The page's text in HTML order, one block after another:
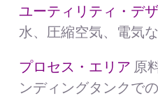
ユーティリティ・デ
水、圧縮空気、電気
プロセス・エリア 原
ンディングタンクで